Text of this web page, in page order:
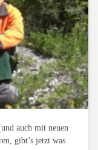
auch mit neuen
gibt’s jetzt was